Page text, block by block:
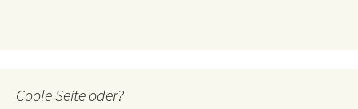
Coole Seite oder?